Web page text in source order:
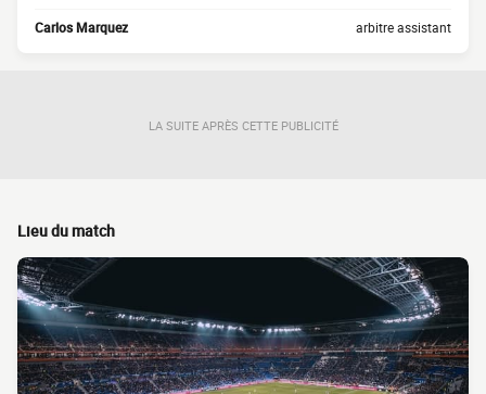
Carlos Marquez arbitre assistant
LA SUITE APRÈS CETTE PUBLICITÉ
Lieu du match